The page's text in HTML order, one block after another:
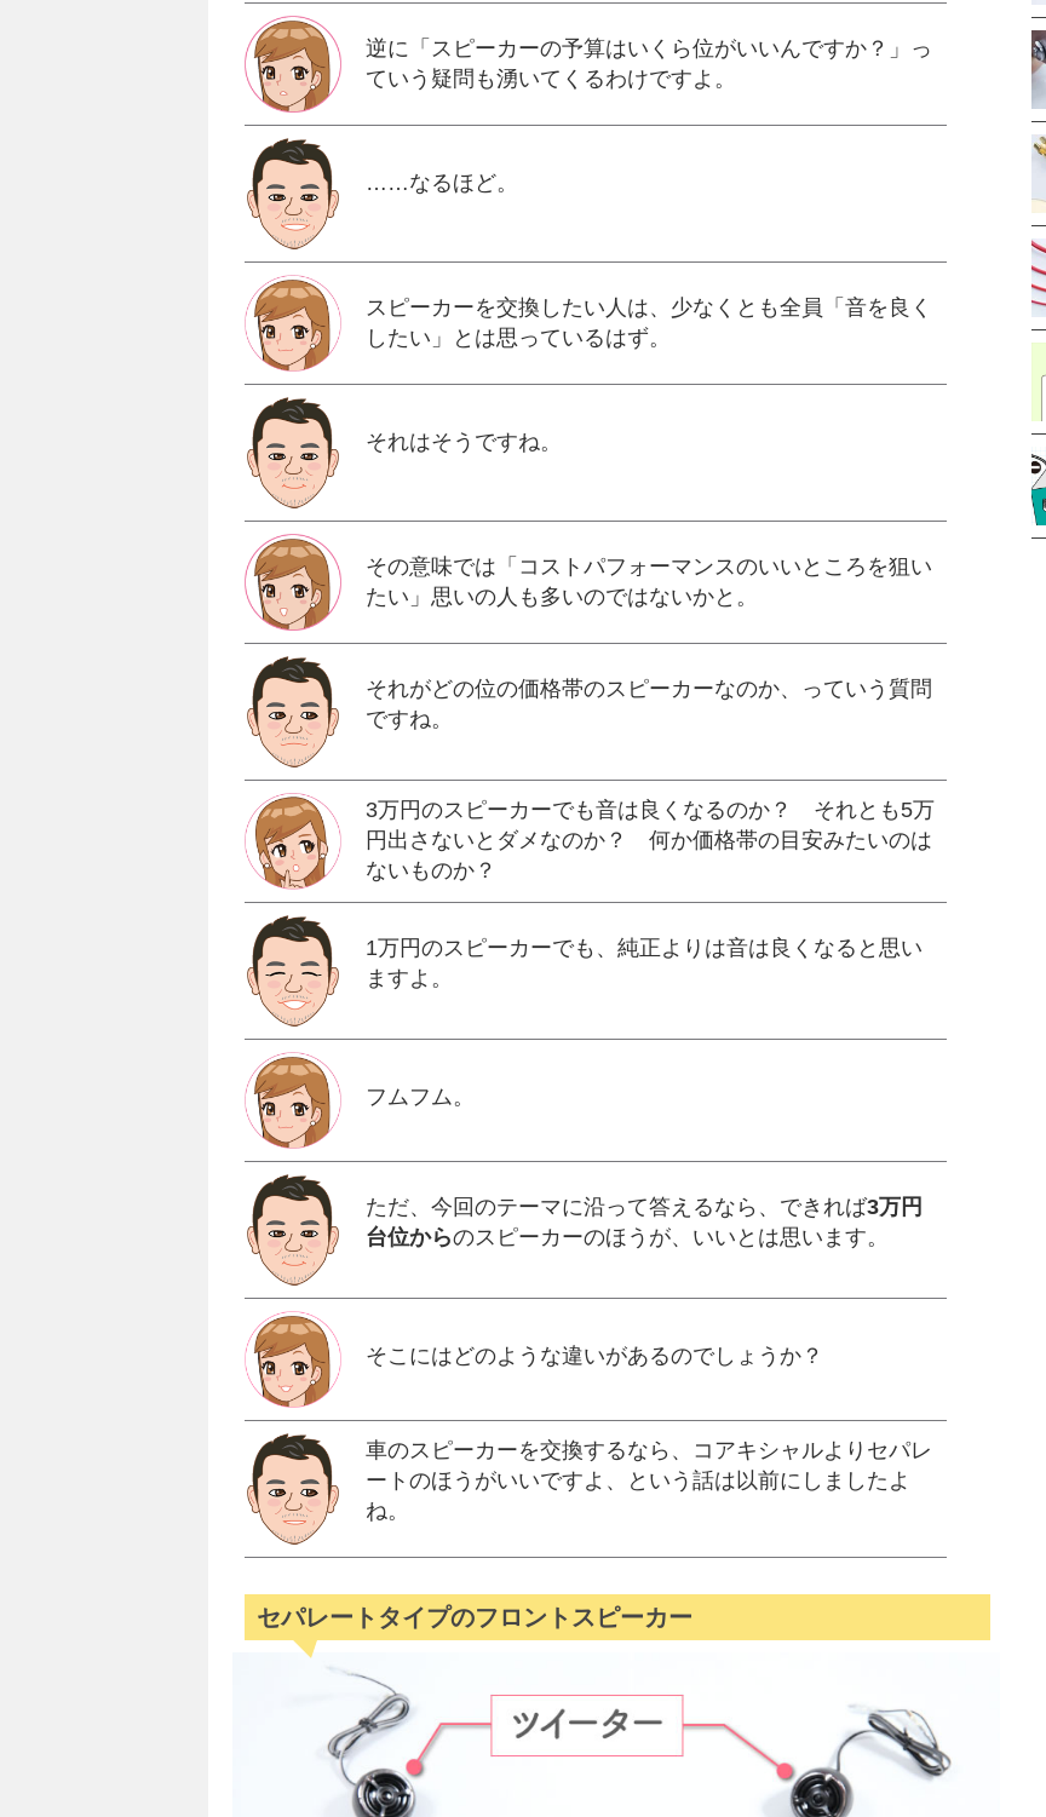
逆に「スピーカーの予算はいくら位がいいんですか？」っ
ていう疑問も湧いてくるわけですよ。
……なるほど。
スピーカーを交換したい人は、少なくとも全員「音を良く
したい」とは思っているはず。
それはそうですね。
その意味では「コストパフォーマンスのいいところを狙い
たい」思いの人も多いのではないかと。
それがどの位の価格帯のスピーカーなのか、っていう質問
ですね。
3万円のスピーカーでも音は良くなるのか？ それとも5万
円出さないとダメなのか？ 何か価格帯の目安みたいのは
ないものか？
1万円のスピーカーでも、純正よりは音は良くなると思い
ますよ。
フムフム。
ただ、今回のテーマに沿って答えるなら、できれば3万円
台位からのスピーカーのほうが、いいとは思います。
そこにはどのような違いがあるのでしょうか？
車のスピーカーを交換するなら、コアキシャルよりセパレ
ートのほうがいいですよ、という話は以前にしましたよ
ね。
セパレートタイプのフロントスピーカー